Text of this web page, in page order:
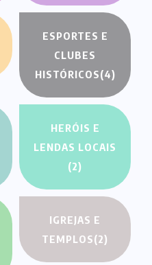
ESPORTES E
CLUBES
HISTÓRICOS(4)
HERÓIS E
LENDAS LOCAIS
(2)
IGREJAS E
TEMPLOS(2)